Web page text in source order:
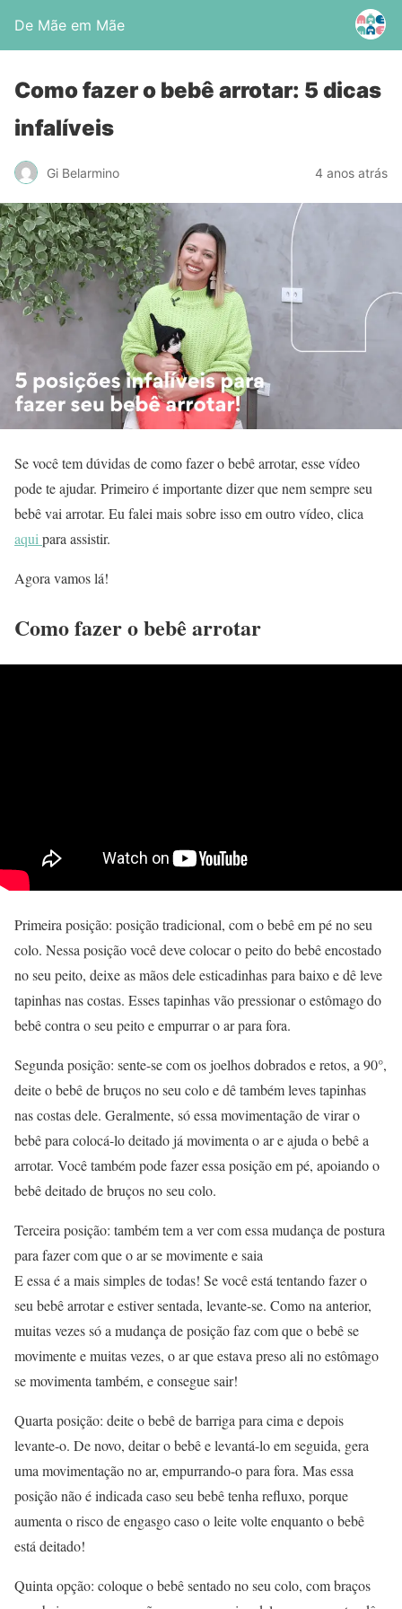
De Mãe em Mãe
Como fazer o bebê arrotar: 5 dicas
infalíveis
Gi Belarmino 4 anos atrás
Se você tem dúvidas de como fazer o bebê arrotar, esse vídeo
pode te ajudar. Primeiro é importante dizer que nem sempre seu
bebê vai arrotar. Eu falei mais sobre isso em outro vídeo, clica
aqui para assistir.
Agora vamos lá!
Como fazer o bebê arrotar
Primeira posição: posição tradicional, com o bebê em pé no seu
colo. Nessa posição você deve colocar o peito do bebê encostado
no seu peito, deixe as mãos dele esticadinhas para baixo e dê leve
tapinhas nas costas. Esses tapinhas vão pressionar o estômago do
bebê contra o seu peito e empurrar o ar para fora.
Segunda posição: sente-se com os joelhos dobrados e retos, a 90°,
deite o bebê de bruços no seu colo e dê também leves tapinhas
nas costas dele. Geralmente, só essa movimentação de virar o
bebê para colocá-lo deitado já movimenta o ar e ajuda o bebê a
arrotar. Você também pode fazer essa posição em pé, apoiando o
bebê deitado de bruços no seu colo.
Terceira posição: também tem a ver com essa mudança de postura
para fazer com que o ar se movimente e saia
E essa é a mais simples de todas! Se você está tentando fazer o
seu bebê arrotar e estiver sentada, levante-se. Como na anterior,
muitas vezes só a mudança de posição faz com que o bebê se
movimente e muitas vezes, o ar que estava preso ali no estômago
se movimenta também, e consegue sair!
Quarta posição: deite o bebê de barriga para cima e depois
levante-o. De novo, deitar o bebê e levantá-lo em seguida, gera
uma movimentação no ar, empurrando-o para fora. Mas essa
posição não é indicada caso seu bebê tenha refluxo, porque
aumenta o risco de engasgo caso o leite volte enquanto o bebê
está deitado!
Quinta opção: coloque o bebê sentado no seu colo, com braços